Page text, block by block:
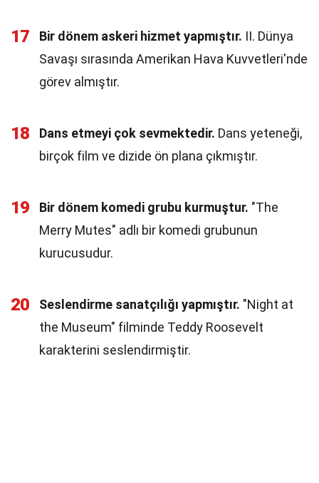
17 Bir dönem askeri hizmet yapmıştır. II. Dünya
Savaşı sırasında Amerikan Hava Kuvvetleri'nde
görev almıştır.
18 Dans etmeyi çok sevmektedir. Dans yeteneği,
birçok film ve dizide ön plana çıkmıştır.
19 Bir dönem komedi grubu kurmuştur. "The
Merry Mutes" adlı bir komedi grubunun
kurucusudur.
20 Seslendirme sanatçılığı yapmıştır. "Night at
the Museum" filminde Teddy Roosevelt
karakterini seslendirmiştir.